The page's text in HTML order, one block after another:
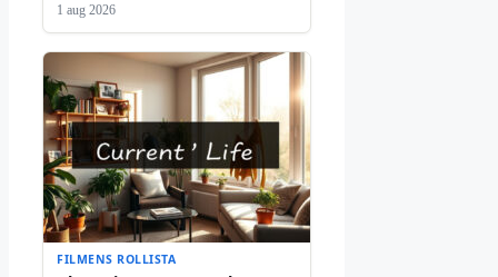
1 aug 2026
FILMENS ROLLISTA